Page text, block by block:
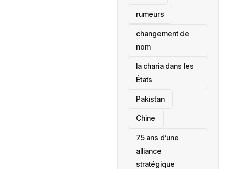
rumeurs
changement de
nom
la charia dans les
États
‎Pakistan
Chine
75 ans d’une
alliance
stratégique